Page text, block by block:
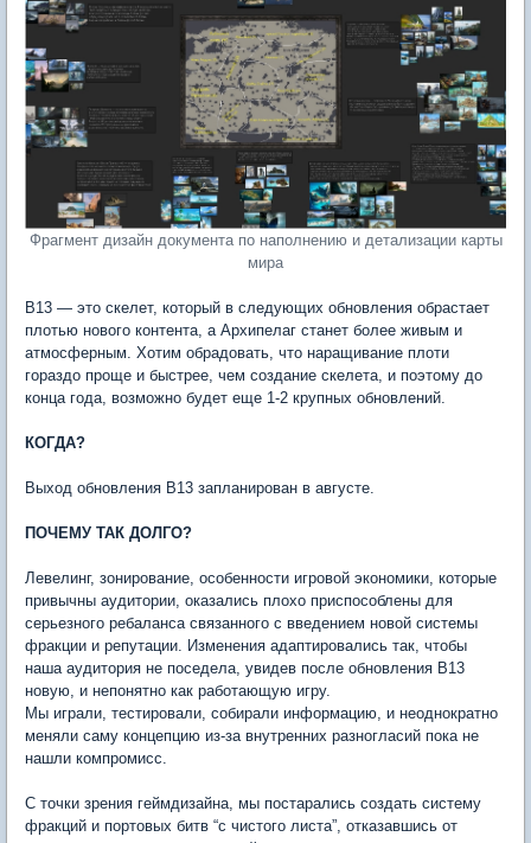
Фрагмент дизайн документа по наполнению и детализации карты
мира
В13 — это скелет, который в следующих обновления обрастает
плотью нового контента, а Архипелаг станет более живым и
атмосферным. Хотим обрадовать, что наращивание плоти
гораздо проще и быстрее, чем создание скелета, и поэтому до
конца года, возможно будет еще 1-2 крупных обновлений.
КОГДА?
Выход обновления В13 запланирован в августе.
ПОЧЕМУ ТАК ДОЛГО?
Левелинг, зонирование, особенности игровой экономики, которые
привычны аудитории, оказались плохо приспособлены для
серьезного ребаланса связанного с введением новой системы
фракции и репутации. Изменения адаптировались так, чтобы
наша аудитория не поседела, увидев после обновления В13
новую, и непонятно как работающую игру.
Мы играли, тестировали, собирали информацию, и неоднократно
меняли саму концепцию из-за внутренних разногласий пока не
нашли компромисс.
С точки зрения геймдизайна, мы постарались создать систему
фракций и портовых битв “с чистого листа”, отказавшись от